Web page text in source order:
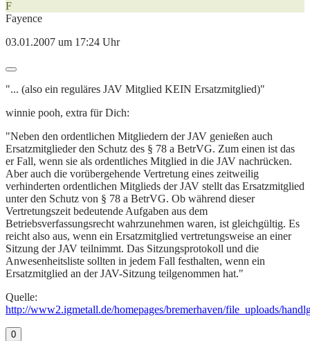
F
Fayence
03.01.2007 um 17:24 Uhr
"... (also ein reguläres JAV Mitglied KEIN Ersatzmitglied)"
winnie pooh, extra für Dich:
"Neben den ordentlichen Mitgliedern der JAV genießen auch
Ersatzmitglieder den Schutz des § 78 a BetrVG. Zum einen ist das
er Fall, wenn sie als ordentliches Mitglied in die JAV nachrücken.
Aber auch die vorübergehende Vertretung eines zeitweilig
verhinderten ordentlichen Mitglieds der JAV stellt das Ersatzmitglied
unter den Schutz von § 78 a BetrVG. Ob während dieser
Vertretungszeit bedeutende Aufgaben aus dem
Betriebsverfassungsrecht wahrzunehmen waren, ist gleichgültig. Es
reicht also aus, wenn ein Ersatzmitglied vertretungsweise an einer
Sitzung der JAV teilnimmt. Das Sitzungsprotokoll und die
Anwesenheitsliste sollten in jedem Fall festhalten, wenn ein
Ersatzmitglied an der JAV-Sitzung teilgenommen hat."
Quelle:
http://www2.igmetall.de/homepages/bremerhaven/file_uploads/
0